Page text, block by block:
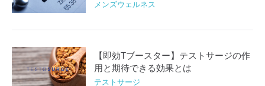
メンズウェルネス
【即効Tブースター】テストサージの作
用と期待できる効果とは
テストサージ